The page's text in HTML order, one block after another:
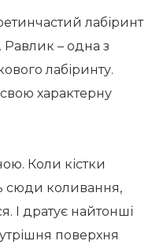
лабіринт
Равлик – одна з
лабіринту.
характерну
Коли кістки
сюди коливання,
І дратує найтонші
поверхня